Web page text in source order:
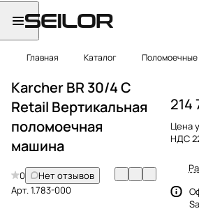
Главная Каталог
Karcher BR 30/4 C
Retail Вертикальная
поломоечная
машина
0
Нет отзывов
Арт.1.783-000
214
Цена
НДС